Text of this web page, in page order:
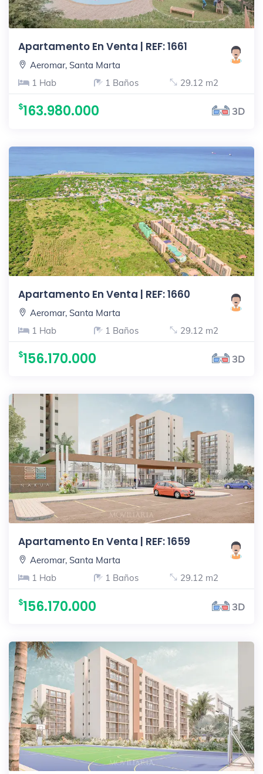
Apartamento En Venta | REF: 1661
Aeromar, Santa Marta
1 Hab
1 Baños 29.12 m2
163.980.000 3D
Apartamento En Venta | REF: 1660
Aeromar, Santa Marta
1 Hab
1 Baños 29.12 m2
156.170.000 3D
Apartamento En Venta | REF: 1659
Aeromar, Santa Marta
1 Hab
1 Baños 29.12 m2
156.170.000 3D